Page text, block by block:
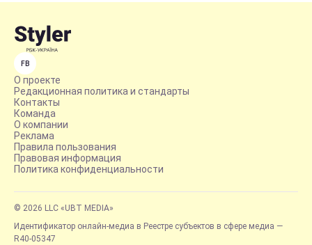
FB
О проекте
Редакционная политика и стандарты
Контакты
Команда
О компании
Реклама
Правила пользования
Правовая информация
Политика конфиденциальности
© 2026 LLC «UBT MEDIA»
Идентификатор онлайн-медиа в Реестре субъектов в сфере медиа —
R40-05347